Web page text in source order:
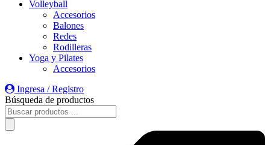
Volleyball
Accesorios
Balones
Redes
Rodilleras
Yoga y Pilates
Accesorios
Ingresa / Registro
Búsqueda de productos